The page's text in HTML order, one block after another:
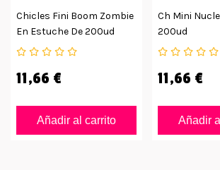
Chicles Fini Boom Zombie
En Estuche De 200ud
11,66 €
Añadir al carrito
Ch Mini
200ud
11,66 €
Añadir